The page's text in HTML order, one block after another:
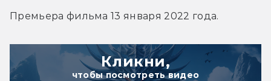
Премьера фильма 13 января 2022 года.
Кликни,
чтобы посмотреть видео